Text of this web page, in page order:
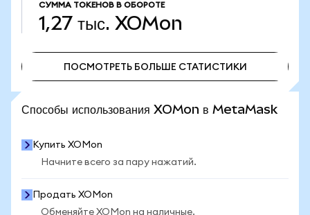
СУММА ТОКЕНОВ В ОБОРОТЕ
1,27 тыс. XOMon
ПОСМОТРЕТЬ БОЛЬШЕ СТАТИСТИКИ
Способы использования XOMon в MetaMask
Купить XOMon
Начните всего за пару нажатий.
Продать XOMon
Обменяйте XOMon на наличные.